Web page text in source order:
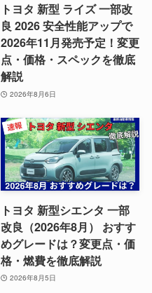
トヨタ 新型 ライズ 一部改
良 2026 安全性能アップで
2026年11月発売予定！変更
点・価格・スペックを徹底
解説
2026年8月6日
トヨタ 新型シエンタ 一部
改良（2026年8月） おすす
めグレードは？変更点・価
格・燃費を徹底解説
2026年8月5日